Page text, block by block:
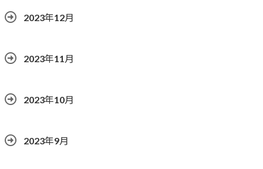
2023年12月
2023年11月
2023年10月
2023年9月